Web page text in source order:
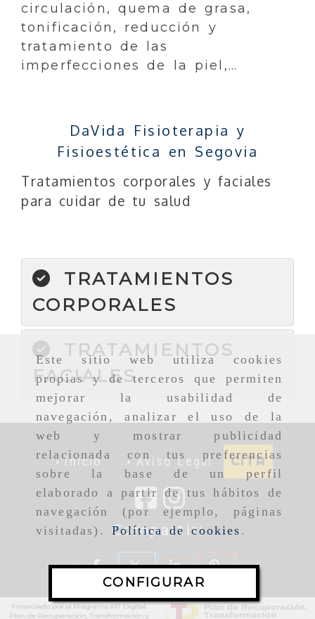
Este sitio web utiliza cookies
propias y de terceros que permiten
mejorar la usabilidad de
navegación, analizar el uso de la
web y mostrar publicidad
relacionada con tus preferencias
sobre la base de un perfil
elaborado a partir de tus hábitos de
navegación (por ejemplo, páginas
visitadas). Política de cookies .
CONFIGURAR
circulación, quema de grasa,
tonificación, reducción y
tratamiento de las
imperfecciones de la piel,…
DaVida Fisioterapia y
Fisioestética en Segovia
Tratamientos corporales y faciales
para cuidar de tu salud
TRATAMIENTOS
CORPORALES
TRATAMIENTOS
FACIALES
Inicio Aviso Legal CITA
Compartir: